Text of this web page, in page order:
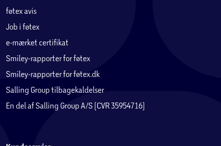
føtex avis
Job i føtex
e-mærket certifikat
Smiley-rapporter for føtex
Smiley-rapporter for føtex.dk
Salling Group tilbagekaldelser
En del af Salling Group A/S (CVR 35954716)